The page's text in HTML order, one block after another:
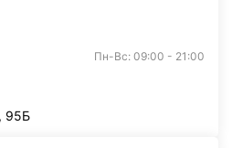
Пн-Вс: 09:00 - 21:00
95Б